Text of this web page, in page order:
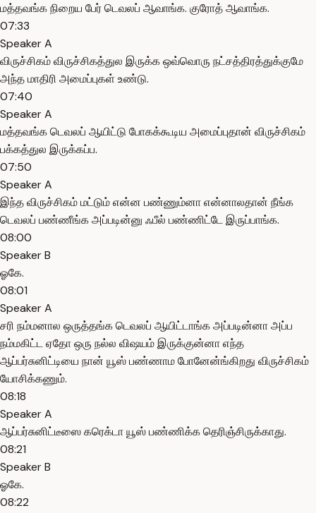
மத்தவங்க நிறைய பேர் டெவலப் ஆவாங்க. குரோத் ஆவாங்க.
07:33
Speaker A
விருச்சிகம் விருச்சிகத்துல இருக்க ஒவ்வொரு நட்சத்திரத்துக்குமே
அந்த மாதிரி அமைப்புகள் உண்டு.
07:40
Speaker A
மத்தவங்க டெவலப் ஆயிட்டு போகக்கூடிய அமைப்புதான் விருச்சிகம்
பக்கத்துல இருக்கப்ப.
07:50
Speaker A
இந்த விருச்சிகம் மட்டும் என்ன பண்ணும்னா என்னாலதான் நீங்க
டெவலப் பண்ணீங்க அப்படின்னு ஃபீல் பண்ணிட்டே இருப்பாங்க.
08:00
Speaker B
ஓகே.
08:01
Speaker A
சரி நம்மனால ஒருத்தங்க டெவலப் ஆயிட்டாங்க அப்படின்னா அப்ப
நம்மகிட்ட ஏதோ ஒரு நல்ல விஷயம் இருக்குன்னா எந்த
ஆப்பர்சுனிட்டியை நான் யூஸ் பண்ணாம போனேன்ங்கிறது விருச்சிகம்
யோசிக்கணும்.
08:18
Speaker A
ஆப்பர்சுனிட்டீஸை கரெக்டா யூஸ் பண்ணிக்க தெரிஞ்சிருக்காது.
08:21
Speaker B
ஓகே.
08:22